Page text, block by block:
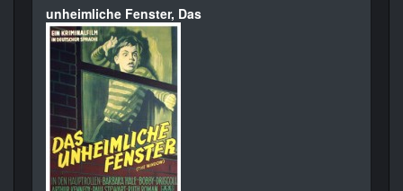
unheimliche Fenster, Das